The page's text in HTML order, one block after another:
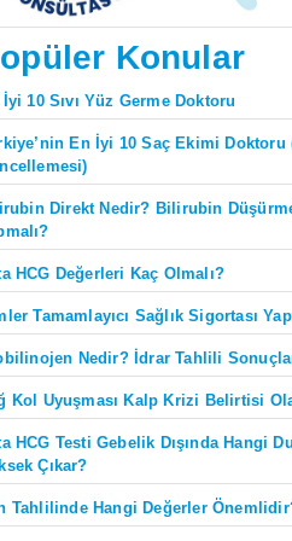
Konular
10 Sıvı Yüz Germe Doktoru
En İyi 10 Saç Ekimi Doktoru
Direkt Nedir? Bilirubin
HCG Değerleri Kaç Olmalı?
Tamamlayıcı Sağlık Sigortası
Nedir? İdrar Tahlili
Kol Uyuşması Kalp Krizi Belirtisi
HCG Testi Gebelik Dışında Hangi
Çıkar?
Tahlilinde Hangi Değerler